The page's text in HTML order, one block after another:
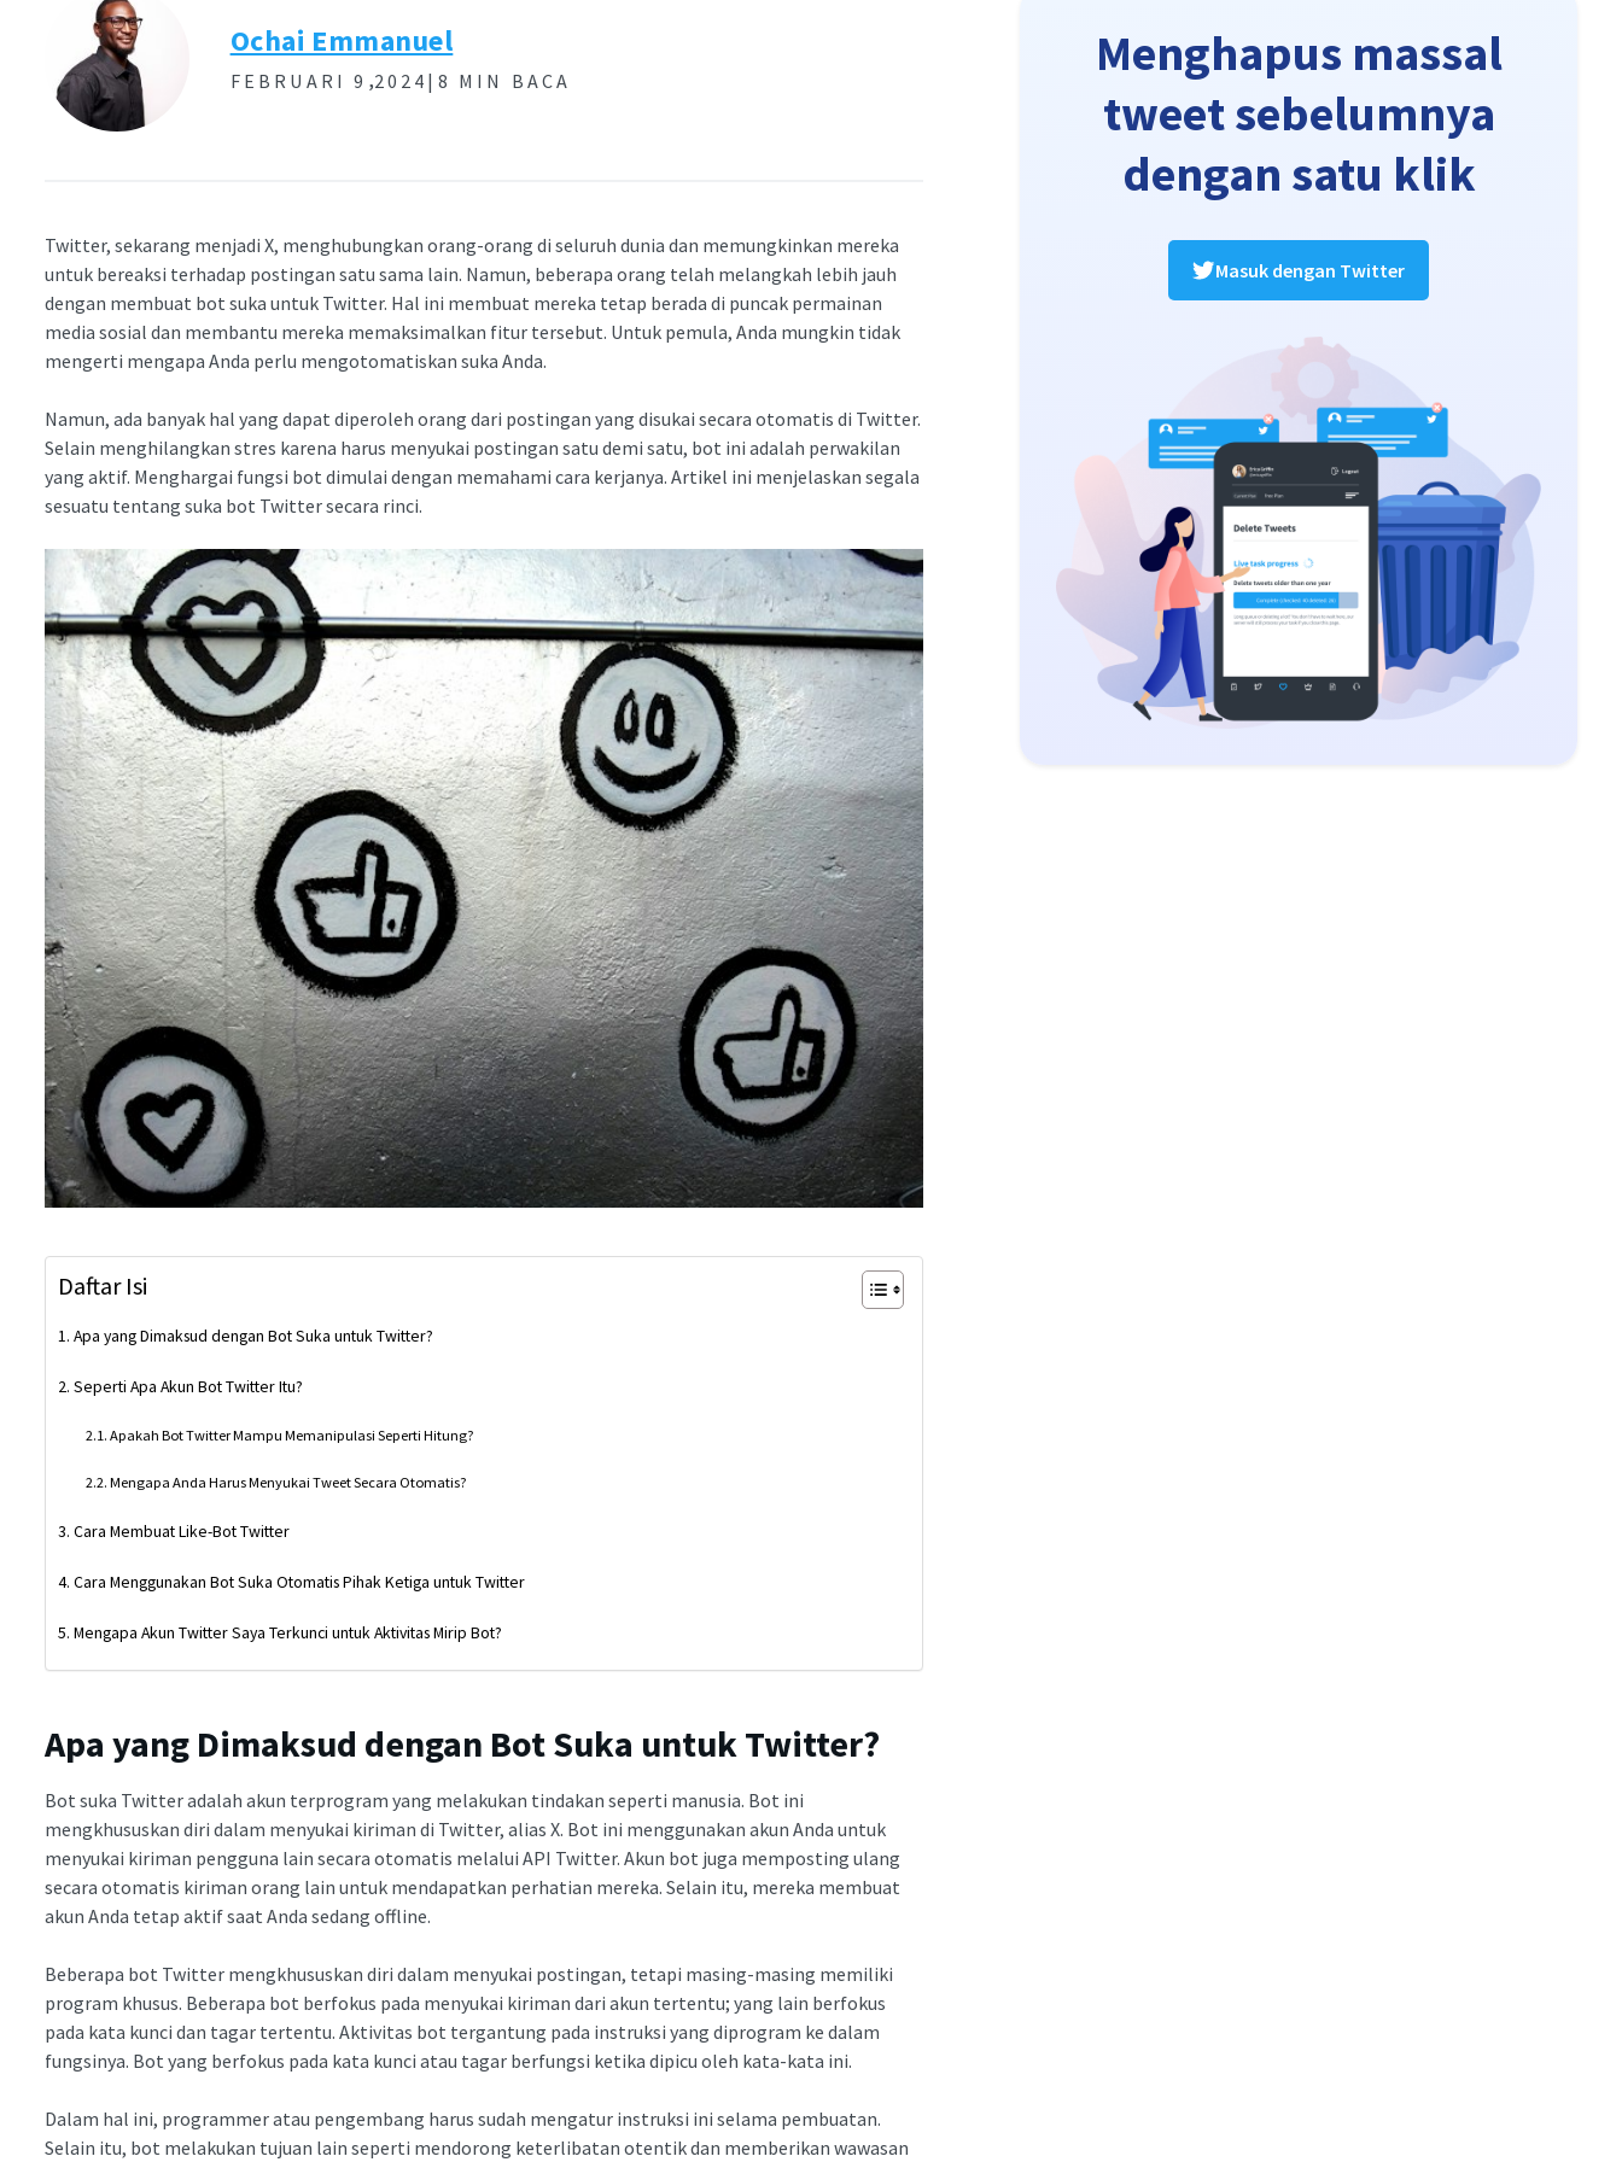
Ochai Emmanuel
FEBRUARI 9 ,2024| 8 MIN BACA
Twitter, sekarang menjadi X, menghubungkan orang-orang di seluruh dunia dan memungkinkan mereka
untuk bereaksi terhadap postingan satu sama lain. Namun, beberapa orang telah melangkah lebih jauh
dengan membuat bot suka untuk Twitter. Hal ini membuat mereka tetap berada di puncak permainan
media sosial dan membantu mereka memaksimalkan fitur tersebut. Untuk pemula, Anda mungkin tidak
mengerti mengapa Anda perlu mengotomatiskan suka Anda.
Namun, ada banyak hal yang dapat diperoleh orang dari postingan yang disukai secara otomatis di Twitter.
Selain menghilangkan stres karena harus menyukai postingan satu demi satu, bot ini adalah perwakilan
yang aktif. Menghargai fungsi bot dimulai dengan memahami cara kerjanya. Artikel ini menjelaskan segala
sesuatu tentang suka bot Twitter secara rinci.
Daftar Isi
Apa yang Dimaksud dengan Bot Suka untuk Twitter?
Seperti Apa Akun Bot Twitter Itu?
Apakah Bot Twitter Mampu Memanipulasi Seperti Hitung?
Mengapa Anda Harus Menyukai Tweet Secara Otomatis?
Cara Membuat Like-Bot Twitter
Cara Menggunakan Bot Suka Otomatis Pihak Ketiga untuk Twitter
Mengapa Akun Twitter Saya Terkunci untuk Aktivitas Mirip Bot?
Apa yang Dimaksud dengan Bot Suka untuk Twitter?
Bot suka Twitter adalah akun terprogram yang melakukan tindakan seperti manusia. Bot ini
mengkhususkan diri dalam menyukai kiriman di Twitter, alias X. Bot ini menggunakan akun Anda untuk
menyukai kiriman pengguna lain secara otomatis melalui API Twitter. Akun bot juga memposting ulang
secara otomatis kiriman orang lain untuk mendapatkan perhatian mereka. Selain itu, mereka membuat
akun Anda tetap aktif saat Anda sedang offline.
Beberapa bot Twitter mengkhususkan diri dalam menyukai postingan, tetapi masing-masing memiliki
program khusus. Beberapa bot berfokus pada menyukai kiriman dari akun tertentu; yang lain berfokus
pada kata kunci dan tagar tertentu. Aktivitas bot tergantung pada instruksi yang diprogram ke dalam
fungsinya. Bot yang berfokus pada kata kunci atau tagar berfungsi ketika dipicu oleh kata-kata ini.
Dalam hal ini, programmer atau pengembang harus sudah mengatur instruksi ini selama pembuatan.
Selain itu, bot melakukan tujuan lain seperti mendorong keterlibatan otentik dan memberikan wawasan
Menghapus massal
tweet sebelumnya
dengan satu klik
Masuk dengan Twitter